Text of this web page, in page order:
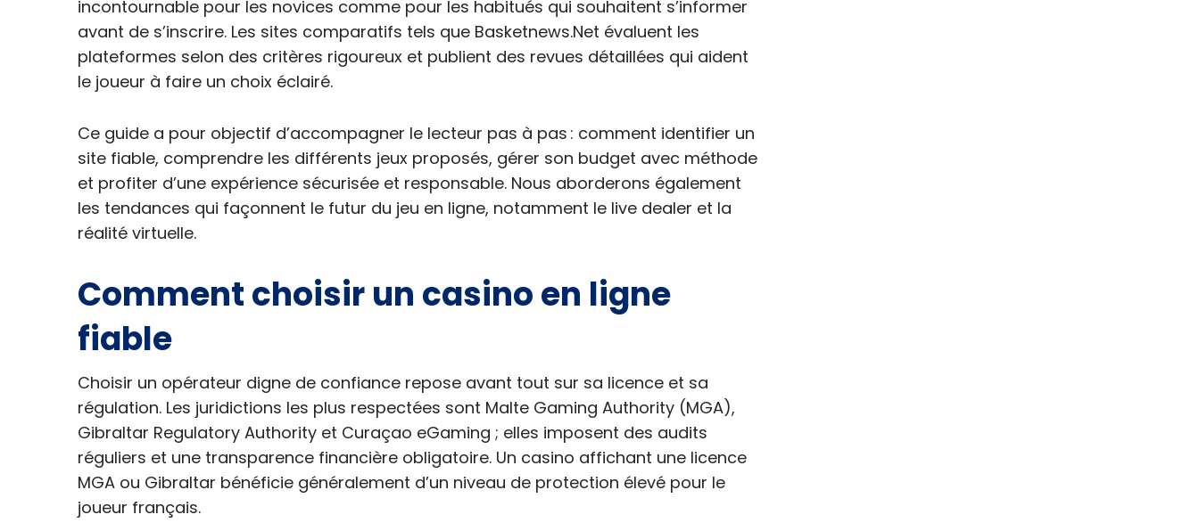
incontournable pour les novices comme pour les habitués qui souhaitent s’informer
avant de s’inscrire. Les sites comparatifs tels que Basketnews.Net évaluent les
plateformes selon des critères rigoureux et publient des revues détaillées qui aident
le joueur à faire un choix éclairé.
Ce guide a pour objectif d’accompagner le lecteur pas à pas : comment identifier un
site fiable, comprendre les différents jeux proposés, gérer son budget avec méthode
et profiter d’une expérience sécurisée et responsable. Nous aborderons également
les tendances qui façonnent le futur du jeu en ligne, notamment le live dealer et la
réalité virtuelle.
Comment choisir un casino en ligne
fiable
Choisir un opérateur digne de confiance repose avant tout sur sa licence et sa
régulation. Les juridictions les plus respectées sont Malte Gaming Authority (MGA),
Gibraltar Regulatory Authority et Curaçao eGaming ; elles imposent des audits
réguliers et une transparence financière obligatoire. Un casino affichant une licence
MGA ou Gibraltar bénéficie généralement d’un niveau de protection élevé pour le
joueur français.